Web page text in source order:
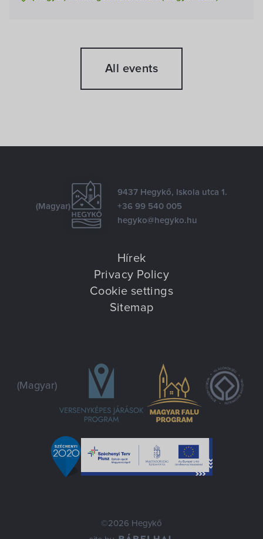
All events
(Magyar)
9437 Hegykő, Iskola utca 1.
+36 99 540 005
hegyko@hegyko.hu
Hírek
Privacy Policy
Cookie settings
Sitemap
(Magyar)
©2026 Hegykő